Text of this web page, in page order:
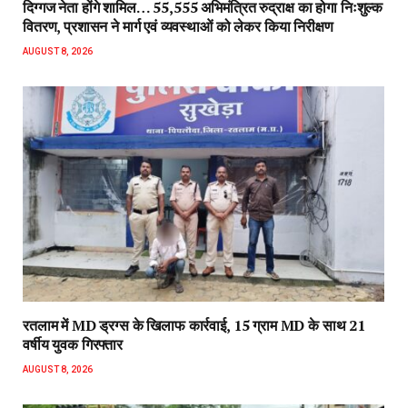
दिग्गज नेता होंगे शामिल… 55,555 अभिमंत्रित रुद्राक्ष का होगा निःशुल्क
वितरण, प्रशासन ने मार्ग एवं व्यवस्थाओं को लेकर किया निरीक्षण
AUGUST 8, 2026
रतलाम में MD ड्रग्स के खिलाफ कार्रवाई, 15 ग्राम MD के साथ 21
वर्षीय युवक गिरफ्तार
AUGUST 8, 2026